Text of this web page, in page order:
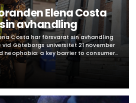
Elena Costa
avhandling
Costa har försvarat sin avhandling
Göteborgs universitet 21 november
neophobia: a key barrier to consumer
Sweden” handlar om acceptans för
sjömat, vad som gör att vi väljer eller
att göra…